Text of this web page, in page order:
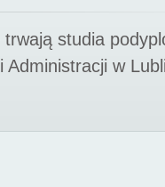
studia
Administracji w